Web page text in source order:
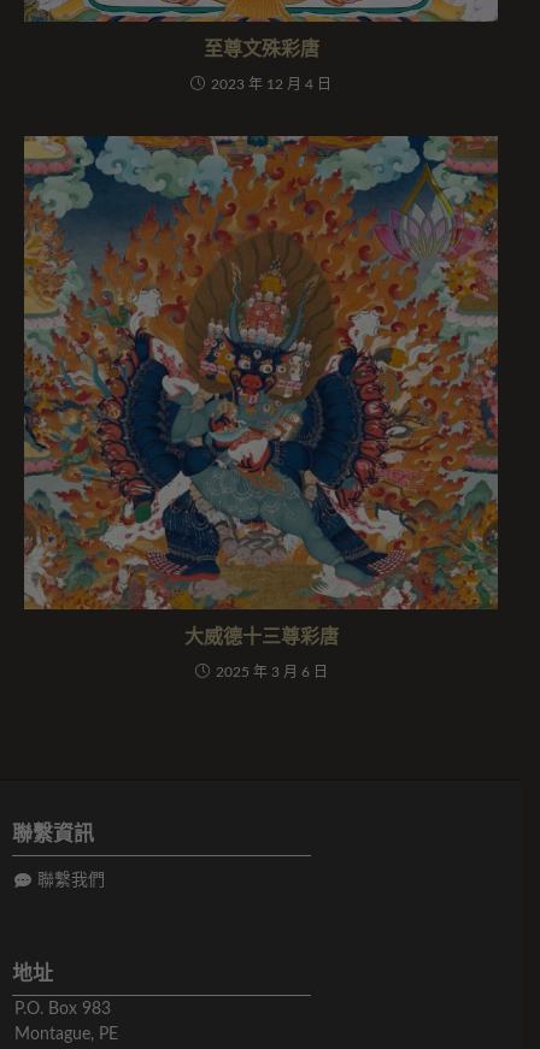
至尊文殊彩唐
2023 年 12 月 4 日
大威德十三尊彩唐
2025 年 3 月 6 日
聯繫資訊
聯繫我們
地址
P.O. Box 983
Montague, PE